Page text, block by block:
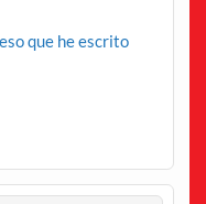
que he escrito